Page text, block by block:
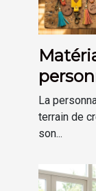
selon
La
terrain de
son...